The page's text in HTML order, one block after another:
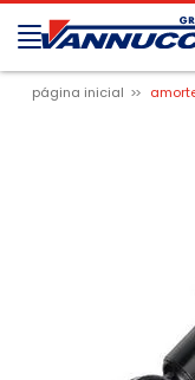
página inicial